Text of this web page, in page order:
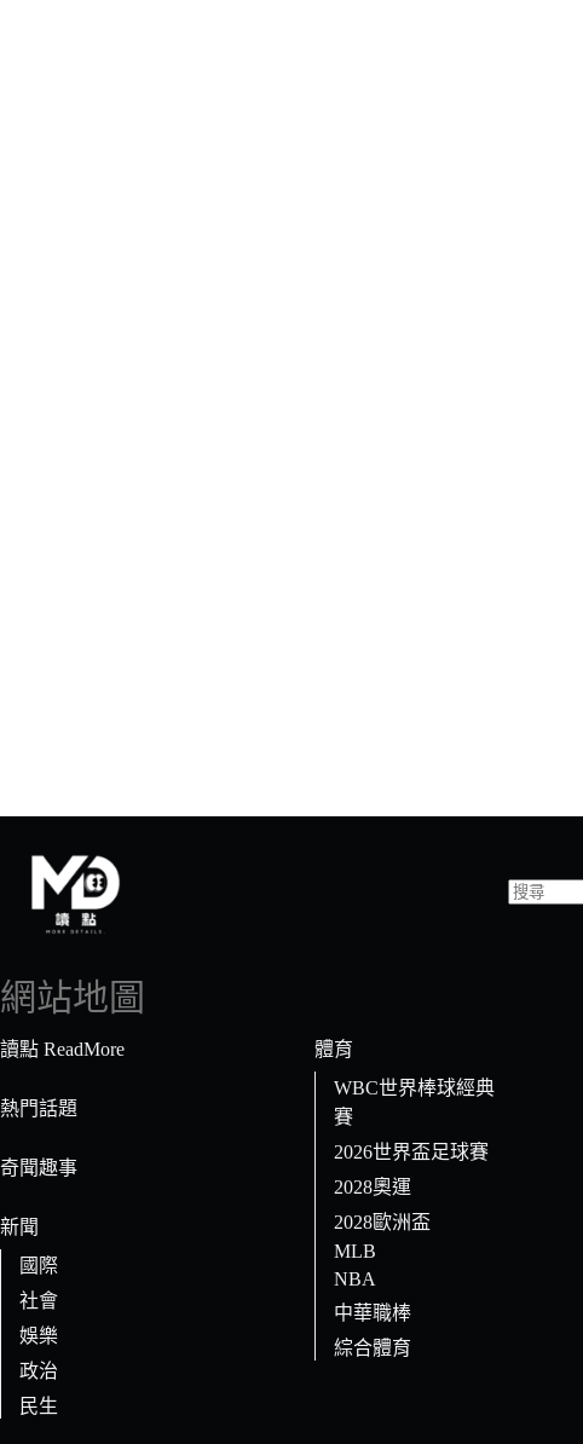
網站地圖
讀點 ReadMore
熱門話題
奇聞趣事
新聞
國際
社會
娛樂
政治
民生
體育
WBC世界棒球經典
賽
2026世界盃足球賽
2028奧運
2028歐洲盃
MLB
NBA
中華職棒
綜合體育